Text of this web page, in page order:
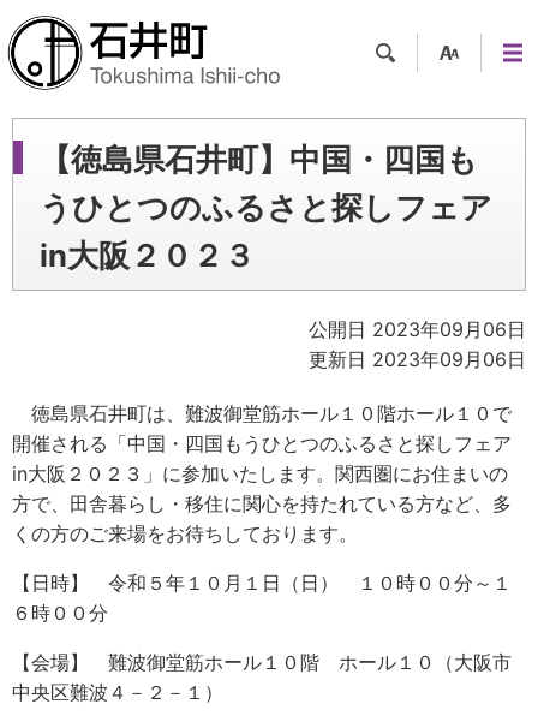
ツー
ル
ュー
【徳島県石井町】中国・四国も
うひとつのふるさと探しフェア
in大阪２０２３
公開日 2023年09月06日
更新日 2023年09月06日
徳島県石井町は、難波御堂筋ホール１０階ホール１０で
開催される「中国・四国もうひとつのふるさと探しフェア
in大阪２０２３」に参加いたします。関西圏にお住まいの
方で、田舎暮らし・移住に関心を持たれている方など、多
くの方のご来場をお待ちしております。
【日時】 令和５年１０月１日（日） １０時００分～１
６時００分
【会場】 難波御堂筋ホール１０階 ホール１０（大阪市
中央区難波４－２－１）